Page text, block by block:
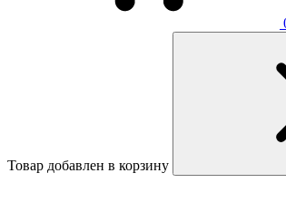
Товар добавлен в корзину